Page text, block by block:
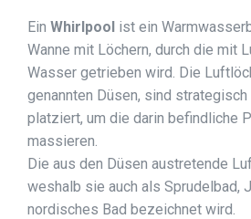
Ein Whirlpool ist ein
Wanne mit Löchern, durch die mit
Wasser getrieben wird. Die
genannten Düsen, sind strategisch
platziert, um die darin befindliche
massieren.
Die aus den Düsen austretende
weshalb sie auch als Sprudelbad,
nordisches Bad bezeichnet wird.